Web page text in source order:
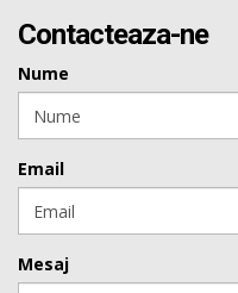
Contacteaza-ne
Nume
Email
Mesaj